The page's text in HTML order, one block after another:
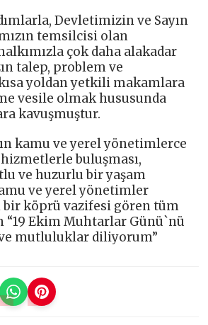
Devletimizin ve Sayın
temsilcisi olan
çok daha alakadar
talep, problem ve
yoldan yetkili makamlara
vesile olmak hususunda
kavuşmuştur.
kamu ve yerel yönetimlerce
buluşması,
ve huzurlu bir yaşam
ve yerel yönetimler
bir köprü vazifesi gören tüm
“19 Ekim Muhtarlar Günü`nü
mutluluklar diliyorum”